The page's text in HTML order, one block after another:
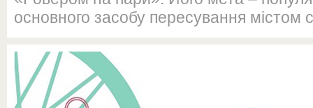
основного засобу пересування містом